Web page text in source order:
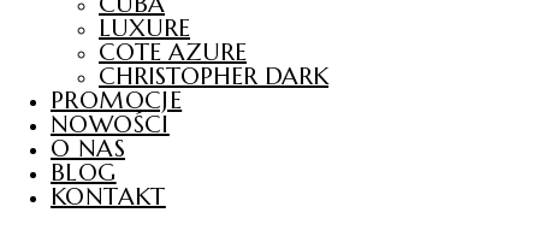
LUXURE
COTE AZURE
CHRISTOPHER DARK
PROMOCJE
NOWOŚCI
O NAS
BLOG
KONTAKT